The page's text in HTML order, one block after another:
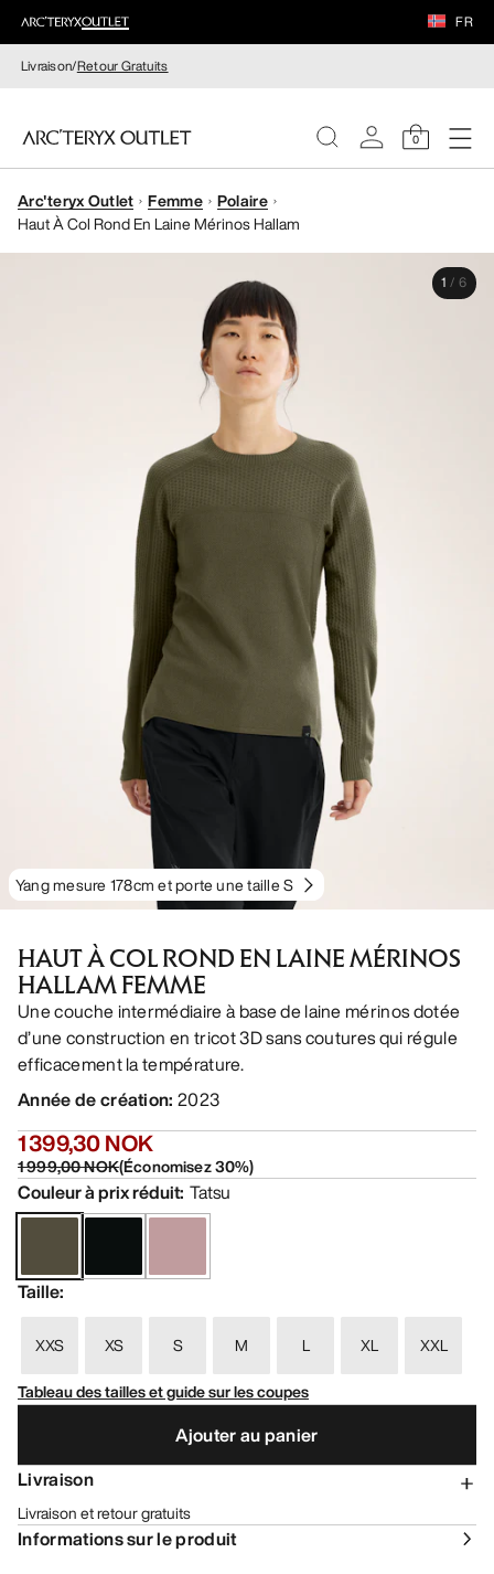
FR
Livraison/Retour Gratuits
0
FEMME
Arc'teryx Outlet Femme
Polaire
Haut À Col Rond En Laine Mérinos Hallam
Yang mesure 178cm et porte une taille S
1 / 6
HAUT À COL ROND EN LAINE MÉRINOS
HALLAM FEMME
Une couche intermédiaire à base de laine mérinos dotée
d’une construction en tricot 3D sans coutures qui régule
efficacement la température.
Année de création: 2023
1 399,30 NOK
1 999,00 NOK(Économisez30%)
Couleur à prix réduit: Tatsu
Taille:
XXS XS S M L XL
XXL
Tableau des tailles et guide sur les coupes
Ajouter au panier
Livraison
Livraison et retour gratuits
Informations sur le produit